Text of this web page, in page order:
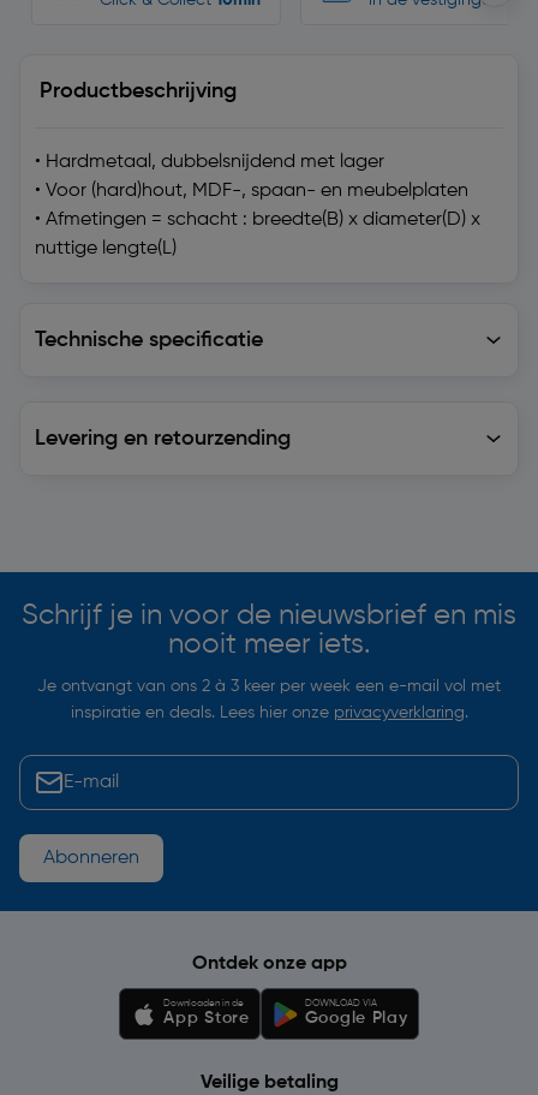
Productbeschrijving
• Hardmetaal, dubbelsnijdend met lager
• Voor (hard)hout, MDF-, spaan- en meubelplaten
• Afmetingen = schacht : breedte(B) x diameter(D) x
nuttige lengte(L)
Technische specificatie
Levering en retourzending
Schrijf je in voor de nieuwsbrief en mis
nooit meer iets.
Je ontvangt van ons 2 à 3 keer per week een e-mail vol met
inspiratie en deals. Lees hier onze privacyverklaring.
Abonneren
Ontdek onze app
Downloaden in de
App Store
DOWNLOAD VIA
Google Play
Veilige betaling